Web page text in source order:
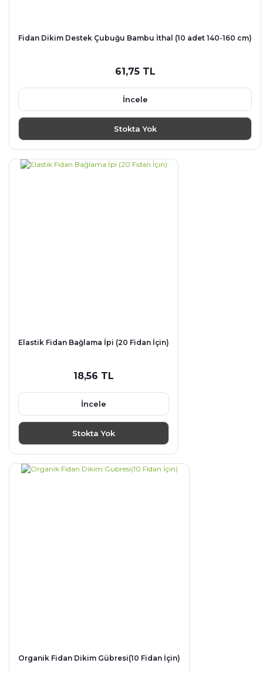
Fidan Dikim Destek Çubuğu Bambu İthal (10 adet 140-160 cm)
61,75 TL
İncele
Stokta Yok
Elastik Fidan Bağlama İpi (20 Fidan İçin)
18,56 TL
İncele
Stokta Yok
Organik Fidan Dikim Gübresi(10 Fidan İçin)